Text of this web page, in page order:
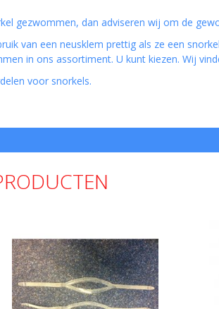
gezwommen, dan adviseren wij om de
van een neusklem prettig als ze een
in ons assortiment. U kunt kiezen. Wij
voor snorkels.